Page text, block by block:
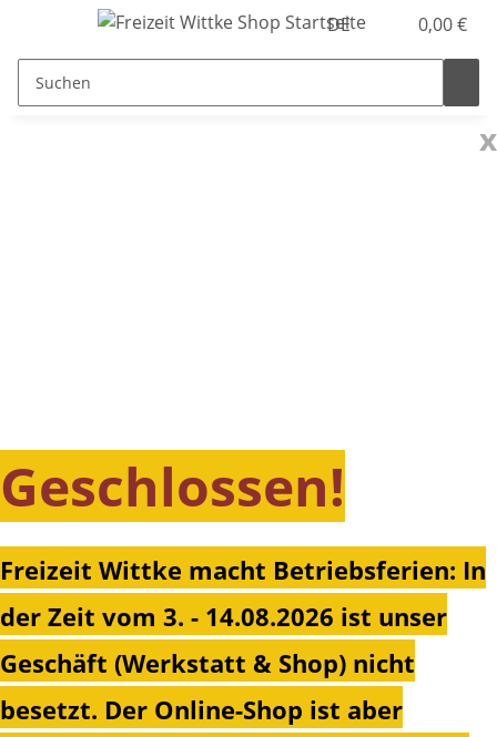
DE 0,00 €
x
Geschlossen!
Freizeit Wittke macht Betriebsferien: In
der Zeit vom 3. - 14.08.2026 ist unser
Geschäft (Werkstatt & Shop) nicht
besetzt. Der Online-Shop ist aber